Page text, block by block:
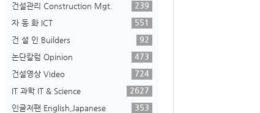
건설관리 Construction Mgt.
239
자 동 화 ICT
551
건 설 인 Builders
92
논단칼럼 Opinion
473
건설영상 Video
724
IT 과학 IT & Science
2627
인글저팬 English,Japanese
353